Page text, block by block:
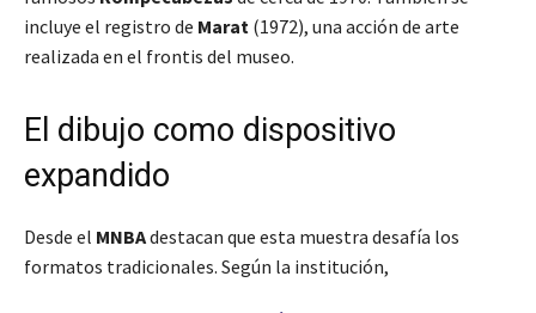
incluye el registro de Marat (1972), una acción de arte
realizada en el frontis del museo.
El dibujo como dispositivo
expandido
Desde el MNBAdestacan que esta muestra desafía los
formatos tradicionales. Según la institución,